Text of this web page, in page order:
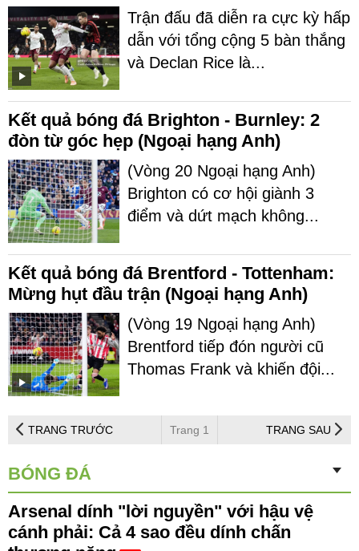
Trận đấu đã diễn ra cực kỳ hấp
dẫn với tổng cộng 5 bàn thắng
và Declan Rice là...
Kết quả bóng đá Brighton - Burnley: 2
đòn từ góc hẹp (Ngoại hạng Anh)
(Vòng 20 Ngoại hạng Anh)
Brighton có cơ hội giành 3
điểm và dứt mạch không...
Kết quả bóng đá Brentford - Tottenham:
Mừng hụt đầu trận (Ngoại hạng Anh)
(Vòng 19 Ngoại hạng Anh)
Brentford tiếp đón người cũ
Thomas Frank và khiến đội...
TRANG TRƯỚC Trang 1 TRANG SAU
BÓNG ĐÁ
Arsenal dính "lời nguyền" với hậu vệ
cánh phải: Cả 4 sao đều dính chấn